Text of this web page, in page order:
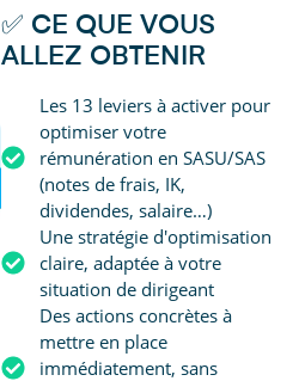
✅ CE QUE VOUS
ALLEZ OBTENIR
Les 13 leviers à activer pour
optimiser votre
rémunération en SASU/SAS
(notes de frais, IK,
dividendes, salaire…)
Une stratégie d'optimisation
claire, adaptée à votre
situation de dirigeant
Des actions concrètes à
mettre en place
immédiatement, sans